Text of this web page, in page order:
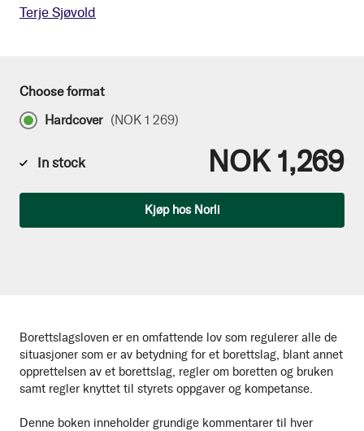
Terje Sjøvold
Borettslagsloven er en omfattende lov som regulerer alle de
situasjoner som er av betydning for et borettslag, blant annet
opprettelsen av et borettslag, regler om boretten og bruken
samt regler knyttet til styrets oppgaver og kompetanse.
Denne boken inneholder grundige kommentarer til hver
Choose format
Hardcover (NOK 1 269)
In stock NOK 1,269
Kjøp hos Norli